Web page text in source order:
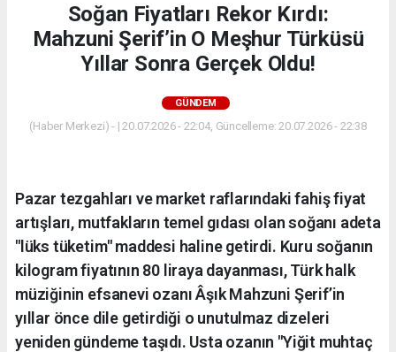
Soğan Fiyatları Rekor Kırdı:
Mahzuni Şerif’in O Meşhur Türküsü
Yıllar Sonra Gerçek Oldu!
GÜNDEM
(Haber Merkezi) - | 20.07.2026 - 22:04, Güncelleme: 20.07.2026 - 22:38
Pazar tezgahları ve market raflarındaki fahiş fiyat
artışları, mutfakların temel gıdası olan soğanı adeta
"lüks tüketim" maddesi haline getirdi. Kuru soğanın
kilogram fiyatının 80 liraya dayanması, Türk halk
müziğinin efsanevi ozanı Âşık Mahzuni Şerif’in
yıllar önce dile getirdiği o unutulmaz dizeleri
yeniden gündeme taşıdı. Usta ozanın "Yiğit muhtaç